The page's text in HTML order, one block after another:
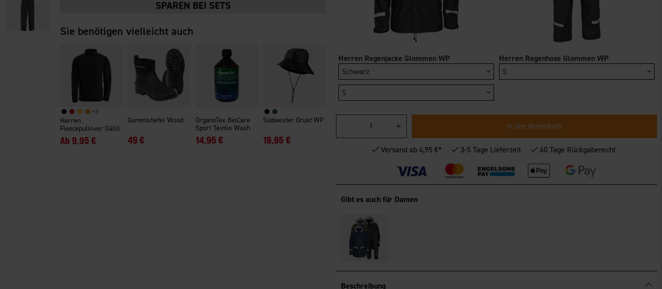
Sie benötigen vielleicht auch
+3
Herren
Fleecepullover Gällö
Ab 9,95 €
Gummistiefel Wood
49 €
OrganoTex BioCare
Sport Textile Wash
14,95 €
Südwester Orust WP
19,95 €
Herren Regenjacke Glommen WP
Schwarz
S
Herren Regenhose Glommen WP
S
In den Warenkorb
Versand ab 4,95 €* 3-5 Tage Lieferzeit 60 Tage Rückgaberecht
Gibt es auch für Damen
Beschreibung